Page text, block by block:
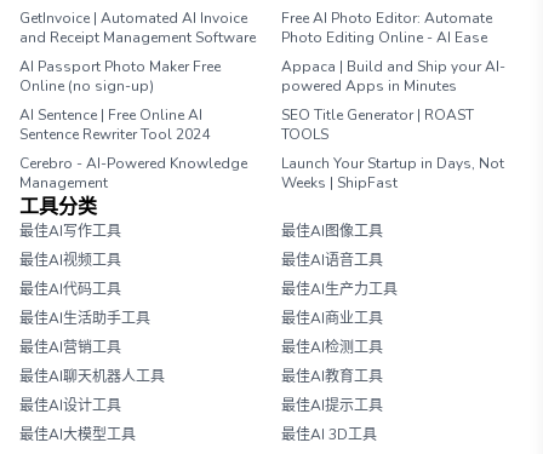
GetInvoice | Automated AI Invoice
and Receipt Management Software
Free AI Photo Editor: Automate
Photo Editing Online - AI Ease
AI Passport Photo Maker Free
Online (no sign-up)
Appaca | Build and Ship your AI-
powered Apps in Minutes
AI Sentence | Free Online AI
Sentence Rewriter Tool 2024
SEO Title Generator | ROAST
TOOLS
Cerebro - AI-Powered Knowledge
Management
Launch Your Startup in Days, Not
Weeks | ShipFast
工具分类
最佳AI写作工具
最佳AI图像工具
最佳AI视频工具
最佳AI语音工具
最佳AI代码工具
最佳AI生产力工具
最佳AI生活助手工具
最佳AI商业工具
最佳AI营销工具
最佳AI检测工具
最佳AI聊天机器人工具
最佳AI教育工具
最佳AI设计工具
最佳AI提示工具
最佳AI大模型工具
最佳AI 3D工具